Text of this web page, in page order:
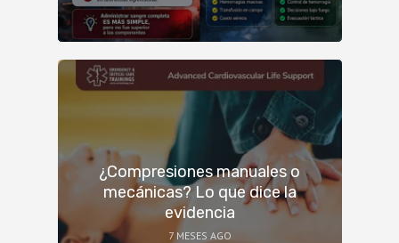
¿Compresiones manuales o
mecánicas? Lo que dice la
evidencia
7 MESES AGO